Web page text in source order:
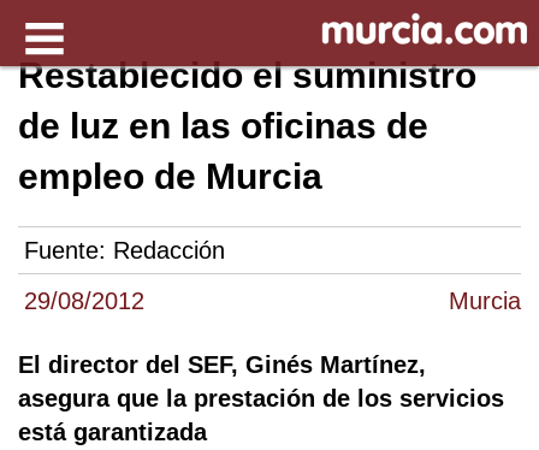
29/08/2012 Murcia
Restablecido el suministro
de luz en las oficinas de
empleo de Murcia
Fuente: Redacción
El director del SEF, Ginés Martínez,
asegura que la prestación de los servicios
está garantizada